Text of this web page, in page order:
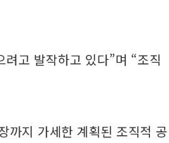
려고 발작하고 있다”며 “조직
까지 가세한 계획된 조직적 공